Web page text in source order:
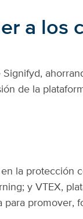
a los
de la
la protección
y VTEX,
para promover,